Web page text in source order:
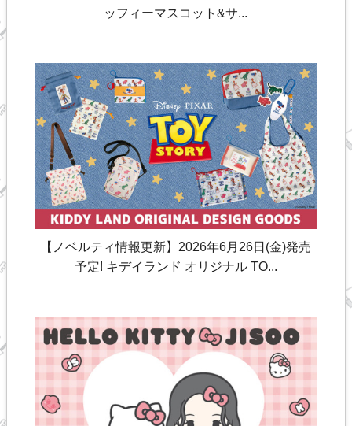
ッフィーマスコット&サ...
【ノベルティ情報更新】2026年6月26日(金)発売
予定! キデイランド オリジナル TO...